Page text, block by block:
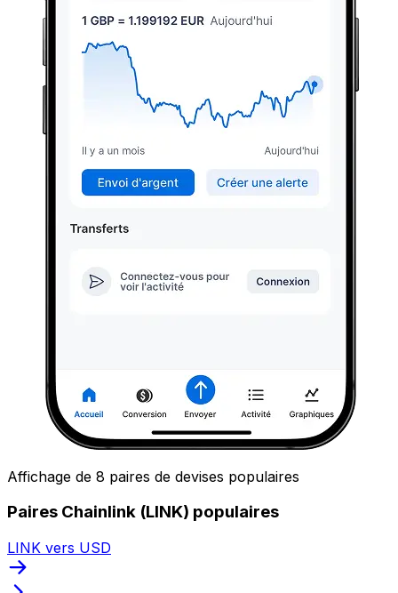
Affichage de 8 paires de devises populaires
Paires Chainlink (LINK) populaires
LINK vers USD